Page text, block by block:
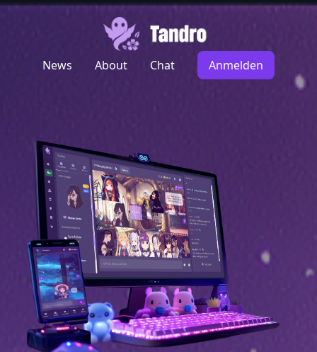
News About Chat Anmelden